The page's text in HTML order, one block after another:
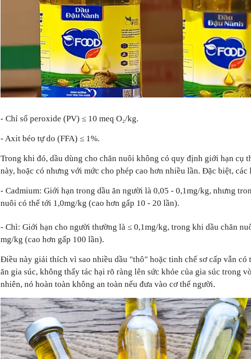
- Chỉ số peroxide (PV) ≤ 10 meq O₂/kg.
- Axit béo tự do (FFA) ≤ 1%.
Trong khi đó, dầu dùng cho chăn nuôi không có quy định giới hạn cụ
này, hoặc có nhưng với mức cho phép cao hơn nhiều lần. Đặc biệt,
- Cadmium: Giới hạn trong dầu ăn người là 0,05 - 0,1mg/kg, nhưng
nuôi có thể tới 1,0mg/kg (cao hơn gấp 10 - 20 lần).
- Chì: Giới hạn cho người thường là ≤ 0,1mg/kg, trong khi dầu chăn
mg/kg (cao hơn gấp 100 lần).
Điều này giải thích vì sao nhiều dầu "thô" hoặc tinh chế sơ cấp vẫn có
ăn gia súc, không thấy tác hại rõ ràng lên sức khỏe của gia súc trong
nhiên, nó hoàn toàn không an toàn nếu đưa vào cơ thể người.